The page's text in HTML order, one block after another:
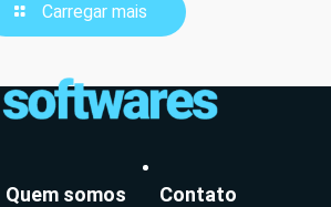
Carregar mais
Quem somos Contato